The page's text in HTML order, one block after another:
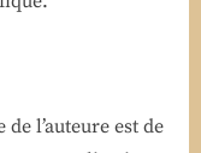
de l’auteure est de